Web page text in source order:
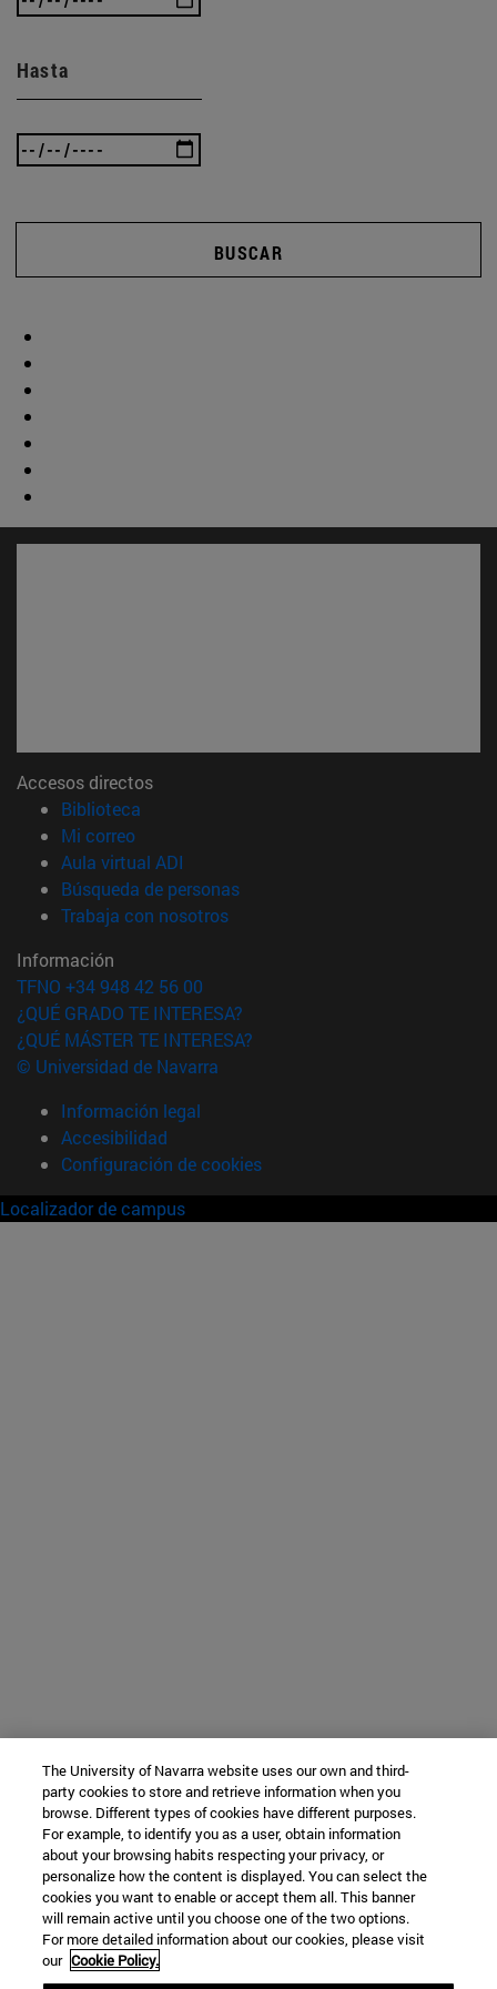
Hasta
BUSCAR
Accesos directos
Biblioteca
Mi correo(abre en nueva ventana)
Aula virtual ADI
Búsqueda de personas(abre en nueva ventana)
Trabaja con nosotros(abre en nueva ventana)
Información
TFNO +34 948 42 56 00
¿QUÉ GRADO TE INTERESA?
¿QUÉ MÁSTER TE INTERESA?
© Universidad de Navarra
Información legal
Accesibilidad
Configuración de cookies
Localizador de campus
The University of Navarra website uses our own and third-
party cookies to store and retrieve information when you
browse. Different types of cookies have different purposes.
For example, to identify you as a user, obtain information
about your browsing habits respecting your privacy, or
personalize how the content is displayed. You can select the
cookies you want to enable or accept them all. This banner
will remain active until you choose one of the two options.
For more detailed information about our cookies, please visit
our Cookie Policy.